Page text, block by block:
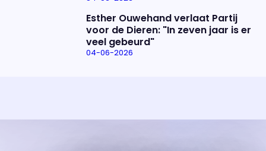
Esther Ouwehand verlaat Partij
voor de Dieren: "In zeven jaar is er
veel gebeurd"
04-06-2026